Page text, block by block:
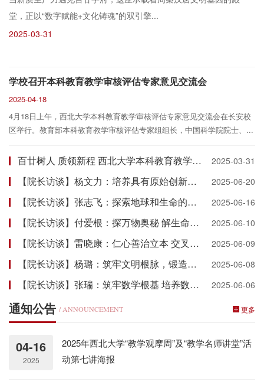
堂，正以“数字赋能+文化铸魂”的双引擎...
2025-03-31
学校召开本科教育教学审核评估专家意见交流会
2025-04-18
4月18日上午，西北大学本科教育教学审核评估专家意见交流会在长安校
区举行。教育部本科教育教学审核评估专家组组长，中国科学院院士、...
百廿树人 质领新程 西北大学本科教育教学审核评估汇报片 2025-03-31
【院长访谈】杨文力：培养具有原始创新能力的领军人才 2025-06-20
【院长访谈】张志飞：探索地球和生命的过去现在和未来 2025-06-16
【院长访谈】付爱根：探万物奥秘 解生命之道 2025-06-10
【院长访谈】雷晓康：仁心善治立本 交叉融合赋能 2025-06-09
【院长访谈】杨璐：筑牢文明根脉，锻造大国匠才 2025-06-08
【院长访谈】张瑞：筑牢数学根基 培养数智栋梁 2025-06-06
通知公告 / ANNOUNCEMENT 更多
04-16
2025
2025年西北大学“教学观摩周”及“教学名师讲堂”活
动第七讲海报